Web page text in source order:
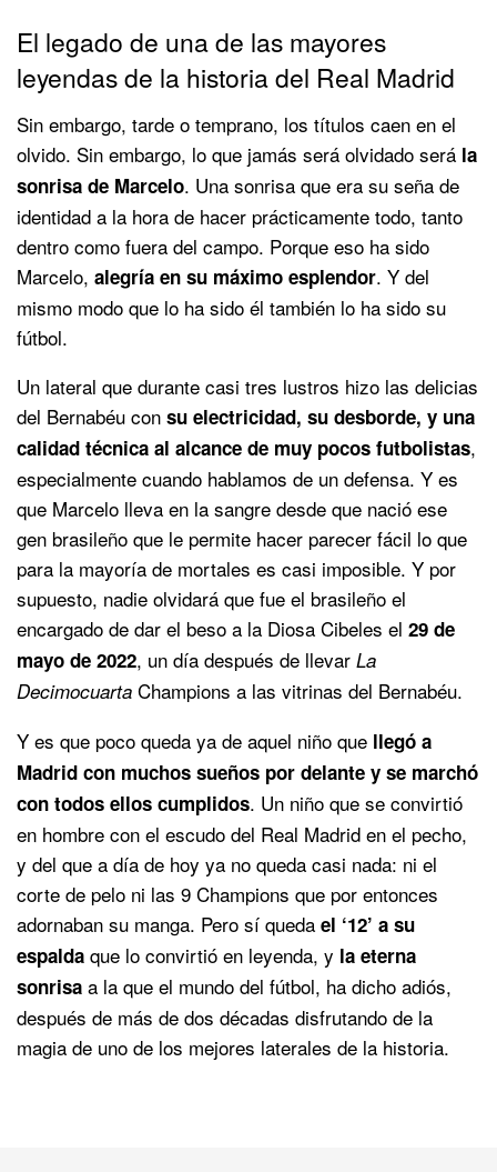
El legado de una de las mayores
leyendas de la historia del Real Madrid
Sin embargo, tarde o temprano, los títulos caen en el
olvido. Sin embargo, lo que jamás será olvidado será la
sonrisa de Marcelo. Una sonrisa que era su seña de
identidad a la hora de hacer prácticamente todo, tanto
dentro como fuera del campo. Porque eso ha sido
Marcelo, alegría en su máximo esplendor. Y del
mismo modo que lo ha sido él también lo ha sido su
fútbol.
Un lateral que durante casi tres lustros hizo las delicias
del Bernabéu con su electricidad, su desborde, y una
calidad técnica al alcance de muy pocos futbolistas,
especialmente cuando hablamos de un defensa. Y es
que Marcelo lleva en la sangre desde que nació ese
gen brasileño que le permite hacer parecer fácil lo que
para la mayoría de mortales es casi imposible. Y por
supuesto, nadie olvidará que fue el brasileño el
encargado de dar el beso a la Diosa Cibeles el 29 de
mayo de 2022, un día después de llevar La
Decimocuarta Champions a las vitrinas del Bernabéu.
Y es que poco queda ya de aquel niño que llegó a
Madrid con muchos sueños por delante y se marchó
con todos ellos cumplidos. Un niño que se convirtió
en hombre con el escudo del Real Madrid en el pecho,
y del que a día de hoy ya no queda casi nada: ni el
corte de pelo ni las 9 Champions que por entonces
adornaban su manga. Pero sí queda el ‘12’ a su
espalda que lo convirtió en leyenda, y la eterna
sonrisa a la que el mundo del fútbol, ha dicho adiós,
después de más de dos décadas disfrutando de la
magia de uno de los mejores laterales de la historia.